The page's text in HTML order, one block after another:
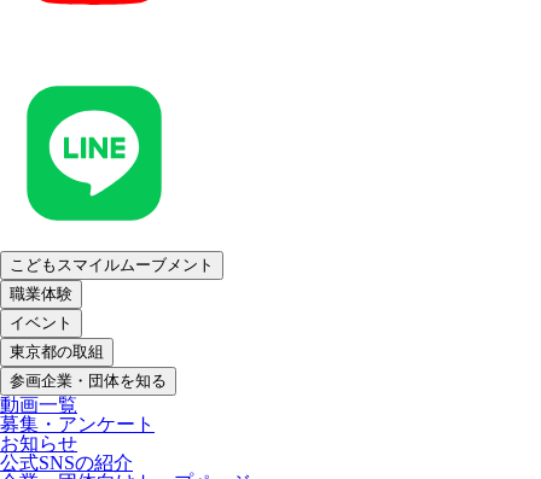
こどもスマイルムーブメント
職業体験
イベント
東京都の取組
参画企業・団体を知る
動画一覧
募集・アンケート
お知らせ
公式SNSの紹介